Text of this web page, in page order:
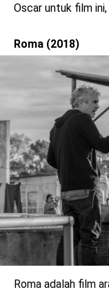
Oscar untuk film ini,
Roma (2018)
Roma adalah film